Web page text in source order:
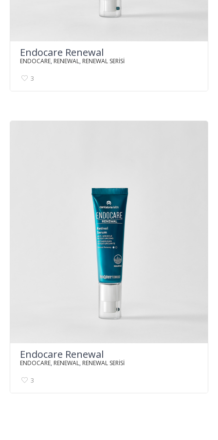
Endocare Renewal
ENDOCARE, RENEWAL, RENEWAL SERİSİ
3
Endocare Renewal
ENDOCARE, RENEWAL, RENEWAL SERİSİ
3